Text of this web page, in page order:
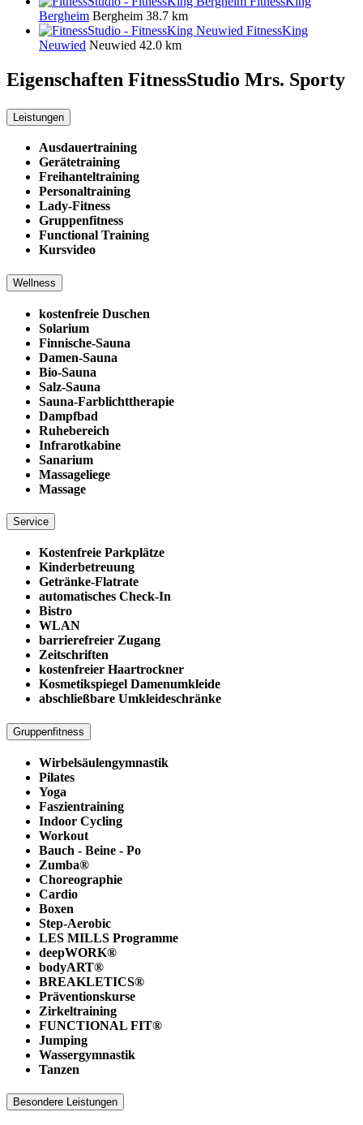
Bergheim Bergheim 38.7 km
FitnessKing
Neuwied Neuwied 42.0 km
Eigenschaften FitnessStudio Mrs. Sporty
Leistungen
Ausdauertraining
Gerätetraining
Freihanteltraining
Personaltraining
Lady-Fitness
Gruppenfitness
Functional Training
Kursvideo
Wellness
kostenfreie Duschen
Solarium
Finnische-Sauna
Damen-Sauna
Bio-Sauna
Salz-Sauna
Sauna-Farblichttherapie
Dampfbad
Ruhebereich
Infrarotkabine
Sanarium
Massageliege
Massage
Service
Kostenfreie Parkplätze
Kinderbetreuung
Getränke-Flatrate
automatisches Check-In
Bistro
WLAN
barrierefreier Zugang
Zeitschriften
kostenfreier Haartrockner
Kosmetikspiegel Damenumkleide
abschließbare Umkleideschränke
Gruppenfitness
Wirbelsäulengymnastik
Pilates
Yoga
Faszientraining
Indoor Cycling
Workout
Bauch - Beine - Po
Zumba®
Choreographie
Cardio
Boxen
Step-Aerobic
LES MILLS Programme
deepWORK®
bodyART®
BREAKLETICS®
Präventionskurse
Zirkeltraining
FUNCTIONAL FIT®
Jumping
Wassergymnastik
Tanzen
Besondere Leistungen